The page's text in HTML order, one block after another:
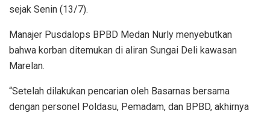
sejak Senin (13/7).
Manajer Pusdalops BPBD Medan Nurly menyebutkan
bahwa korban ditemukan di aliran Sungai Deli kawasan
Marelan.
“Setelah dilakukan pencarian oleh Basarnas bersama
dengan personel Poldasu, Pemadam, dan BPBD, akhirnya